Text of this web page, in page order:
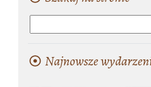
Najnowsze